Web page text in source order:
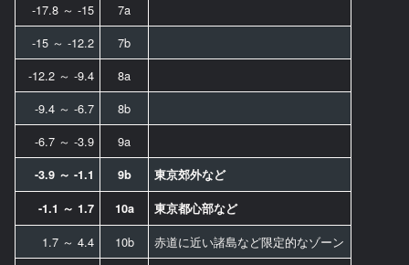
-17.8 ～ -15
7a
-15 ～ -12.2
7b
-12.2 ～ -9.4
8a
-9.4 ～ -6.7
8b
-6.7 ～ -3.9
9a
-3.9 ～ -1.1 9b 東京郊外など
-1.1 ～ 1.7 10a 東京都心部など
1.7 ～ 4.4 10b
赤道に近い諸島など限定的なゾーン